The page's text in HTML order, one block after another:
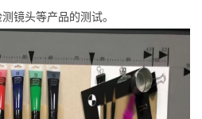
镜头等产品的测试。